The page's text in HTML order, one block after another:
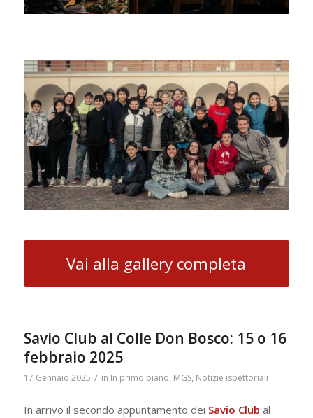
Vai alla gallery completa
Savio Club al Colle Don Bosco: 15 o 16
febbraio 2025
17 Gennaio 2025 / in In primo piano, MGS, Notizie ispettoriali
In arrivo il secondo appuntamento dei Savio Club al